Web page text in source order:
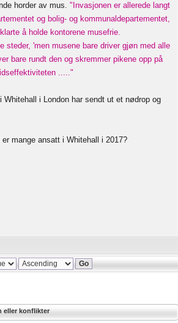
horder av mus. "Invasjonen er allerede langt
og bolig- og kommunaldepartementet,
å holde kontorene musefrie.
'men musene bare driver gjøn med alle
bare rundt den og skremmer pikene opp på
....."
i London har sendt ut et nødrop og
mange ansatt i Whitehall i 2017?
eller konflikter